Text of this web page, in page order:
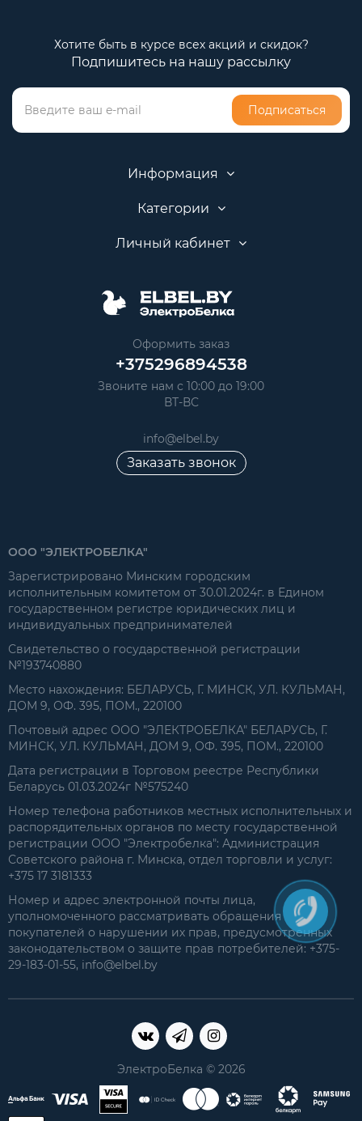
Хотите быть в курсе всех акций и скидок?
Подпишитесь на нашу рассылку
Подписаться
Информация
Категории
Личный кабинет
Оформить заказ
+375296894538
Звоните нам с 10:00 до 19:00
ВТ-ВС
info@elbel.by
Заказать звонок
ООО "ЭЛЕКТРОБЕЛКА"
Зарегистрировано Минским городским
исполнительным комитетом от 30.01.2024г. в Едином
государственном регистре юридических лиц и
индивидуальных предпринимателей
Свидетельство о государственной регистрации
№193740880
Место нахождения: БЕЛАРУСЬ, Г. МИНСК, УЛ. КУЛЬМАН,
ДОМ 9, ОФ. 395, ПОМ., 220100
Почтовый адрес ООО "ЭЛЕКТРОБЕЛКА" БЕЛАРУСЬ, Г.
МИНСК, УЛ. КУЛЬМАН, ДОМ 9, ОФ. 395, ПОМ., 220100
Дата регистрации в Торговом реестре Республики
Беларусь 01.03.2024г №575240
Номер телефона работников местных исполнительных и
распорядительных органов по месту государственной
регистрации ООО "Электробелка": Администрация
Советского района г. Минска, отдел торговли и услуг:
+375 17 3181333
Номер и адрес электронной почты лица,
уполномоченного рассматривать обращения
покупателей о нарушении их прав, предусмотренных
законодательством о защите прав потребителей: +375-
29-183-01-55, info@elbel.by
ЭлектроБелка © 2026